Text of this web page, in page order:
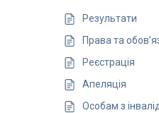
Результати
Права та
Реєстрація
Апеляція
Особам з